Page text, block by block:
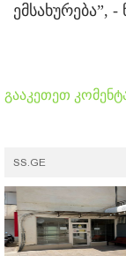
ემსახურება”, -
გააკეთეთ
SS.GE